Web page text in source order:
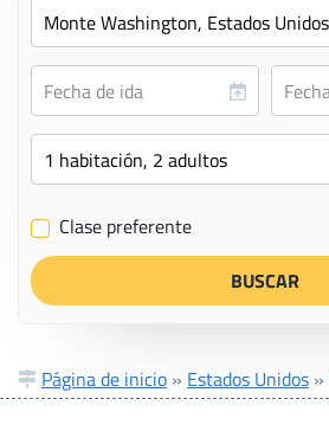
✔ Clase preferente
Página de inicio » Estados Unidos »